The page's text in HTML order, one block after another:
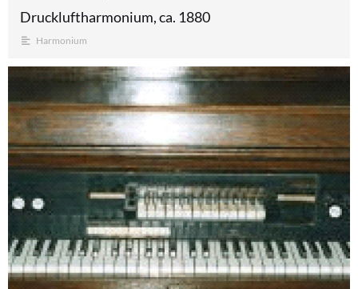
Druckluftharmonium, ca. 1880
Harmonium